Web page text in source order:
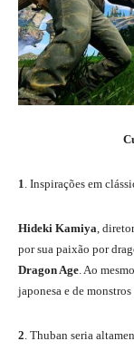
1. Inspirações em
Hideki Kamiya,
por sua paixão por
Dragon Age. Ao
japonesa e de
2. Thuban seria